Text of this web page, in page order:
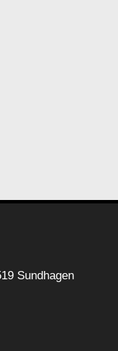
Sundhagen